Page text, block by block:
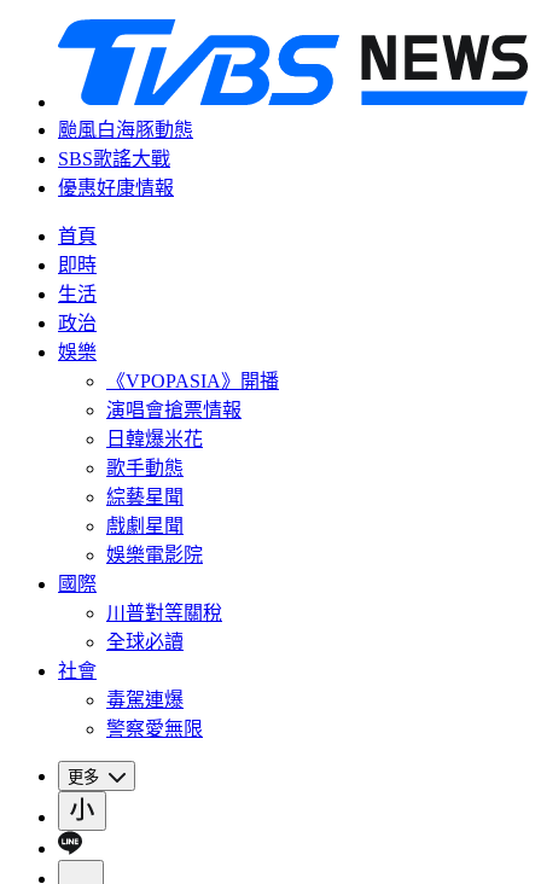
颱風白海豚動態
SBS歌謠大戰
優惠好康情報
首頁
即時
生活
政治
娛樂
《VPOPASIA》開播
演唱會搶票情報
日韓爆米花
歌手動態
綜藝星聞
戲劇星聞
娛樂電影院
國際
川普對等關稅
全球必讀
社會
毒駕連爆
警察愛無限
更多